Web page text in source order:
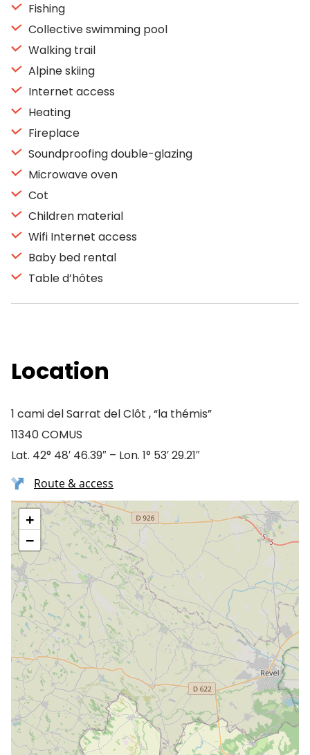
Fishing
Collective swimming pool
Walking trail
Alpine skiing
Internet access
Heating
Fireplace
Soundproofing double-glazing
Microwave oven
Cot
Children material
Wifi Internet access
Baby bed rental
Table d’hôtes
Location
1 cami del Sarrat del Clôt , “la thémis”
11340 COMUS
Lat. 42° 48′ 46.39″ – Lon. 1° 53′ 29.21″
Route & access
+
−